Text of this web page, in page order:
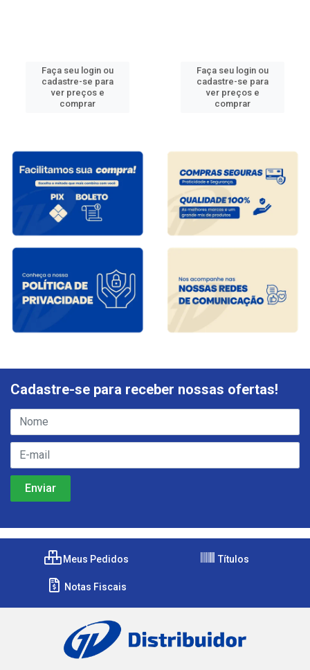
Faça seu login ou
cadastre-se para
ver preços e
comprar
Faça seu login ou
cadastre-se para
ver preços e
comprar
Cadastre-se para receber nossas ofertas!
Meus Pedidos Títulos
Notas Fiscais